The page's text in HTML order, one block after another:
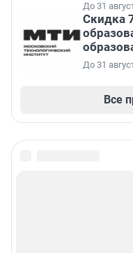
До 31
Скидка
До 31
Все